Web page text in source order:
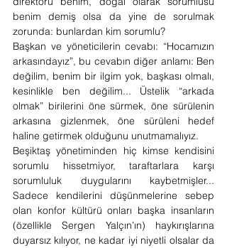
benim demiş olsa da yine de sorulmak
zorunda: bunlardan kim sorumlu?
Başkan ve yöneticilerin cevabı: “Hocamızın
arkasındayız”, bu cevabın diğer anlamı: Ben
değilim, benim bir ilgim yok, başkası olmalı,
kesinlikle ben değilim... Üstelik “arkada
olmak” birilerini öne sürmek, öne sürülenin
arkasına gizlenmek, öne sürüleni hedef
haline getirmek olduğunu unutmamalıyız.
Beşiktaş yönetiminden hiç kimse kendisini
sorumlu hissetmiyor, taraftarlara karşı
sorumluluk duygularını kaybetmişler...
Sadece kendilerini düşünmelerine sebep
olan konfor kültürü onları başka insanların
(özellikle Sergen Yalçın’ın) haykırışlarına
duyarsız kılıyor, ne kadar iyi niyetli olsalar da